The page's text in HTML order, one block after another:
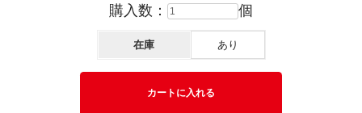
購入数： 個
在庫 あり